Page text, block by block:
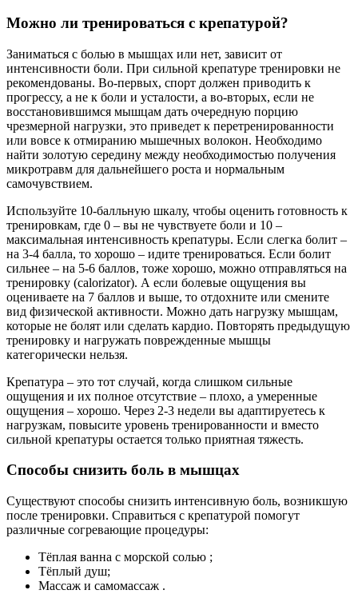
Можно ли тренироваться с крепатурой?
Заниматься с болью в мышцах или нет, зависит от
интенсивности боли. При сильной крепатуре тренировки не
рекомендованы. Во-первых, спорт должен приводить к
прогрессу, а не к боли и усталости, а во-вторых, если не
восстановившимся мышцам дать очередную порцию
чрезмерной нагрузки, это приведет к перетренированности
или вовсе к отмиранию мышечных волокон. Необходимо
найти золотую середину между необходимостью получения
микротравм для дальнейшего роста и нормальным
самочувствием.
Используйте 10-балльную шкалу, чтобы оценить готовность к
тренировкам, где 0 – вы не чувствуете боли и 10 –
максимальная интенсивность крепатуры. Если слегка болит –
на 3-4 балла, то хорошо – идите тренироваться. Если болит
сильнее – на 5-6 баллов, тоже хорошо, можно отправляться на
тренировку (calorizator). А если болевые ощущения вы
оцениваете на 7 баллов и выше, то отдохните или смените
вид физической активности. Можно дать нагрузку мышцам,
которые не болят или сделать кардио. Повторять предыдущую
тренировку и нагружать поврежденные мышцы
категорически нельзя.
Крепатура – это тот случай, когда слишком сильные
ощущения и их полное отсутствие – плохо, а умеренные
ощущения – хорошо. Через 2-3 недели вы адаптируетесь к
нагрузкам, повысите уровень тренированности и вместо
сильной крепатуры остается только приятная тяжесть.
Способы снизить боль в мышцах
Существуют способы снизить интенсивную боль, возникшую
после тренировки. Справиться с крепатурой помогут
различные согревающие процедуры:
Тёплая ванна с морской солью ;
Тёплый душ;
Массаж и самомассаж .